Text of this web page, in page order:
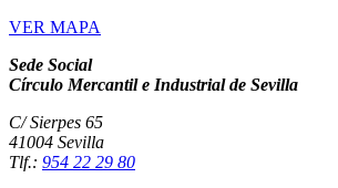
VER MAPA
Sede Social
Círculo Mercantil e Industrial de Sevilla
C/ Sierpes 65
41004 Sevilla
Tlf.: 954 22 29 80